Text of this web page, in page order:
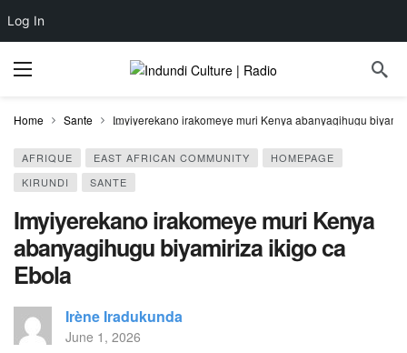
Log In
Home Sante Imyiyerekano irakomeye muri Kenya abanyagihugu
AFRIQUE EAST AFRICAN COMMUNITY
HOMEPAGE
KIRUNDI
SANTE
Imyiyerekano irakomeye muri Kenya
abanyagihugu biyamiriza ikigo ca
Ebola
Irène Iradukunda
June 1, 2026